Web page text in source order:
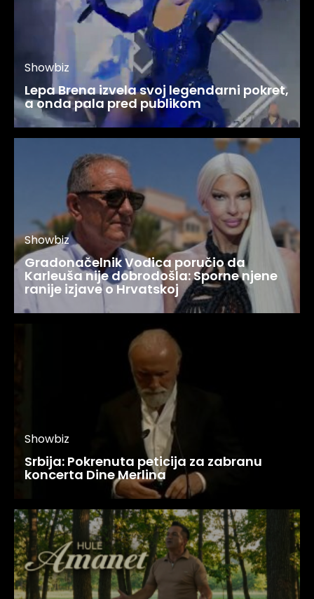
Showbiz
Lepa Brena izvela svoj legendarni pokret,
a onda pala pred publikom
Showbiz
Gradonačelnik Vodica poručio da
Karleuša nije dobrodošla: Sporne njene
ranije izjave o Hrvatskoj
Showbiz
Srbija: Pokrenuta peticija za zabranu
koncerta Dine Merlina